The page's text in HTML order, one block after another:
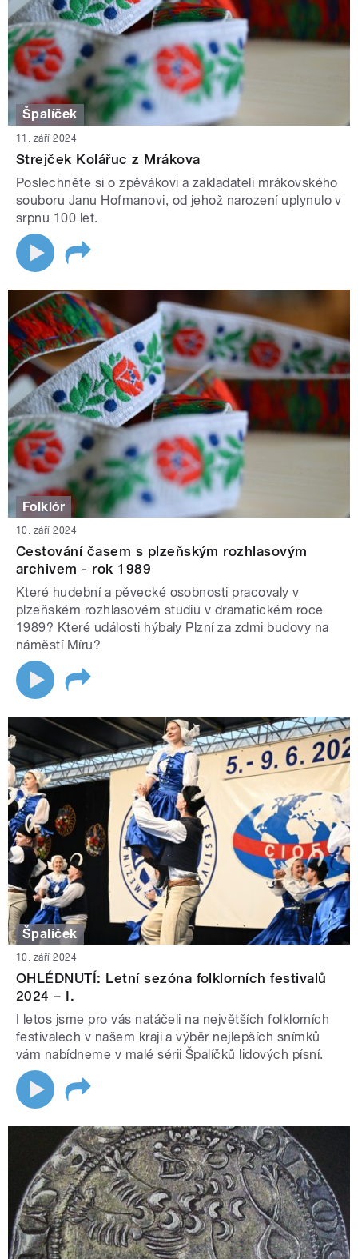
Špalíček
11. září 2024
Strejček Kolářuc z Mrákova
Poslechněte si o zpěvákovi a zakladateli mrákovského
souboru Janu Hofmanovi, od jehož narození uplynulo v
srpnu 100 let.
Folklór
10. září 2024
Cestování časem s plzeňským rozhlasovým
archivem - rok 1989
Které hudební a pěvecké osobnosti pracovaly v
plzeňském rozhlasovém studiu v dramatickém roce
1989? Které události hýbaly Plzní za zdmi budovy na
náměstí Míru?
Špalíček
10. září 2024
OHLÉDNUTÍ: Letní sezóna folklorních festivalů
2024 – I.
I letos jsme pro vás natáčeli na největších folklorních
festivalech v našem kraji a výběr nejlepších snímků
vám nabídneme v malé sérii Špalíčků lidových písní.